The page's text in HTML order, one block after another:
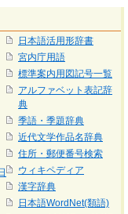
日本語活用形辞書
宮内庁用語
標準案内用図記号一覧
アルファベット表記辞
典
季語・季題辞典
近代文学作品名辞典
住所・郵便番号検索
ウィキペディア
漢字辞典
日本語WordNet(類語)